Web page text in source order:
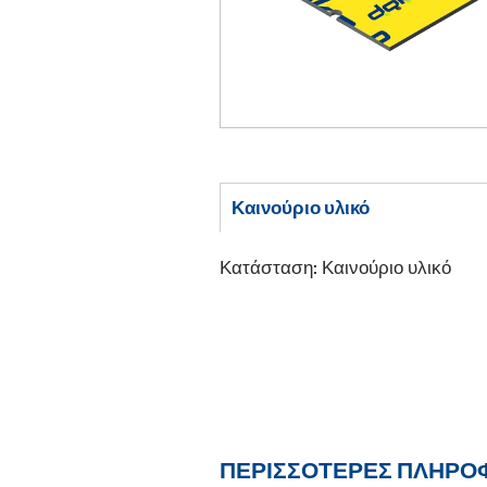
Καινούριο υλικό
Κατάσταση: Καινούριο υλικό
ΠΕΡΙΣΣΌΤΕΡΕΣ